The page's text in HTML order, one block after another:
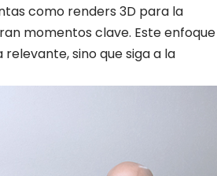
como renders 3D para la
momentos clave. Este enfoque
sino que siga a la